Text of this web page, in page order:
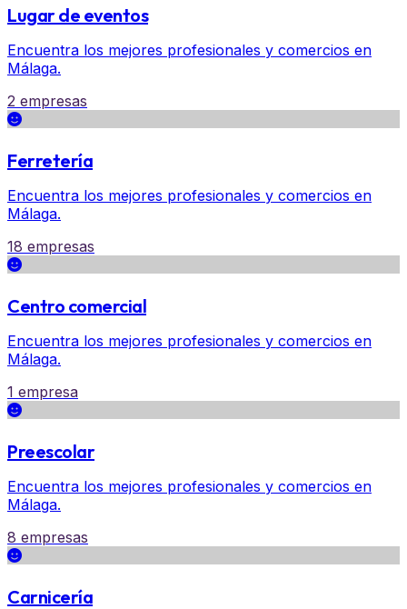
Lugar de eventos
Encuentra los mejores profesionales y comercios en
Málaga.
2 empresas
Ferretería
Encuentra los mejores profesionales y comercios en
Málaga.
18 empresas
Centro comercial
Encuentra los mejores profesionales y comercios en
Málaga.
1 empresa
Preescolar
Encuentra los mejores profesionales y comercios en
Málaga.
8 empresas
Carnicería